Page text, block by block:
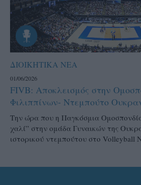
ΔΙΟΙΚΗΤΙΚΑ ΝΕΑ
01/06/2026
FIVB: Αποκλεισμός στην
Φιλιππίνων- Ντεμπούτο
Την ώρα που η Παγκόσμια
χαλί” στην ομάδα Γυναικών της
ιστορικού ντεμπούτου στο Volleyball